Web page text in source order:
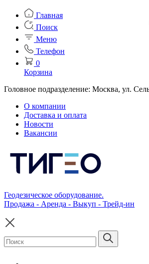
Главная
Поиск
Меню
Телефон
0
Корзина
Головное подразделение: Москва, ул.
О компании
Доставка и оплата
Новости
Вакансии
Геодезическое оборудование.
Продажа - Аренда - Выкуп - Трейд-ин